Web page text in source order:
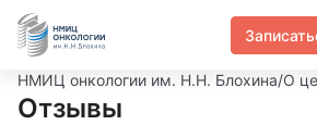
НМИЦ онкологии им. Н.Н. Блохина/О
Отзывы